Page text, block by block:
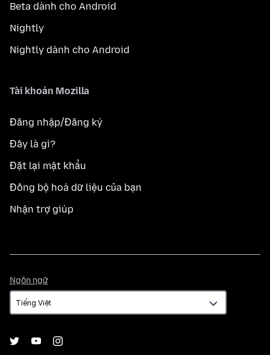
Beta dành cho Android
Nightly
Nightly dành cho Android
Tài khoản Mozilla
Đăng nhập/Đăng ký
Đây là gì?
Đặt lại mật khẩu
Đồng bộ hoá dữ liệu của bạn
Nhận trợ giúp
Ngôn ngữ
ngữ